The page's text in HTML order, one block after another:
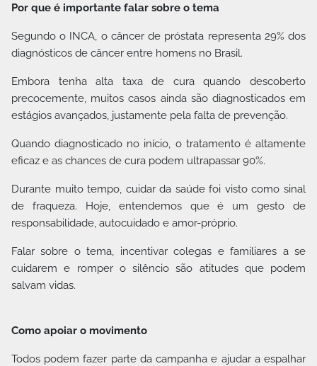
Por que é importante falar sobre o tema
Segundo o INCA, o câncer de próstata representa 29% dos
diagnósticos de câncer entre homens no Brasil.
Embora tenha alta taxa de cura quando descoberto
precocemente, muitos casos ainda são diagnosticados em
estágios avançados, justamente pela falta de prevenção.
Quando diagnosticado no início, o tratamento é altamente
eficaz e as chances de cura podem ultrapassar 90%.
Durante muito tempo, cuidar da saúde foi visto como sinal
de fraqueza. Hoje, entendemos que é um gesto de
responsabilidade, autocuidado e amor-próprio.
Falar sobre o tema, incentivar colegas e familiares a se
cuidarem e romper o silêncio são atitudes que podem
salvam vidas.
Como apoiar o movimento
Todos podem fazer parte da campanha e ajudar a espalhar